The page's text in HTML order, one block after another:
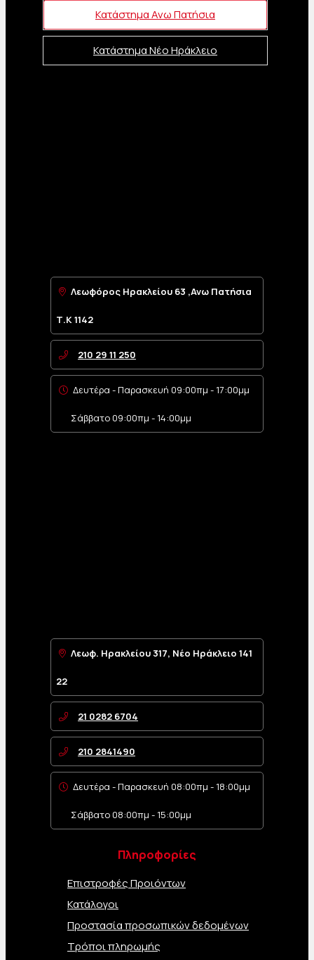
Κατάστημα Ανω Πατήσια
Κατάστημα Νέο Ηράκλειο
Λεωφόρος Ηρακλείου 63 ,Ανω Πατήσια
Τ.Κ 1142
210 29 11 250
Δευτέρα - Παρασκευή 09:00πμ - 17:00μμ
Σάββατο 09:00πμ - 14:00μμ
Λεωφ. Ηρακλείου 317, Νέο Ηράκλειο 141
22
21 0282 6704
210 2841490
Δευτέρα - Παρασκευή 08:00πμ - 18:00μμ
Σάββατο 08:00πμ - 15:00μμ
Πληροφορίες
Επιστροφές Προιόντων
Κατάλογοι
Προστασία προσωπικών δεδομένων
Τρόποι πληρωμής